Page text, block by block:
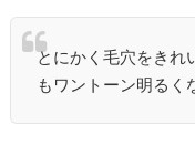
とにかく毛穴をきれ
もワントーン明るく